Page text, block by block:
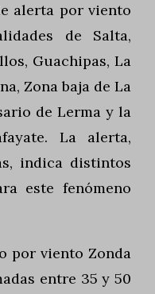
alerta por viento
de Salta,
Guachipas, La
Zona baja de La
de Lerma y la
La alerta,
indica distintos
este fenómeno
por viento Zonda
entre 35 y 50